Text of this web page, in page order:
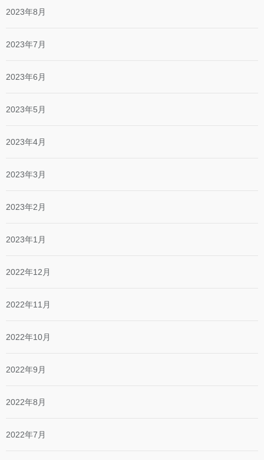
2023年8月
2023年7月
2023年6月
2023年5月
2023年4月
2023年3月
2023年2月
2023年1月
2022年12月
2022年11月
2022年10月
2022年9月
2022年8月
2022年7月